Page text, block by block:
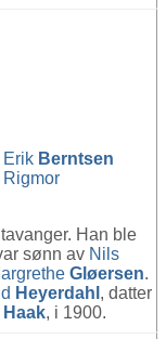
Erik Berntsen
Rigmor
Han ble
sønn av Nils
Gløersen.
Heyerdahl , datter
Haak, i 1900.